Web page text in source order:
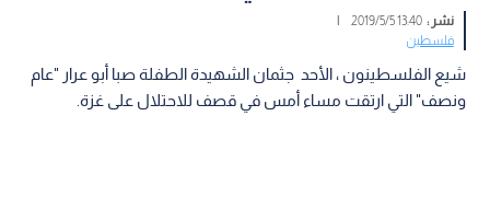
نشر :13:40 2019/5/5
|
فلسطين
شيع الفلسطينون ، الأحد جثمان الشهيدة الطفلة صبا أبو عرار "عام
ونصف" التي ارتقت مساء أمس في قصف للاحتلال على غزة.